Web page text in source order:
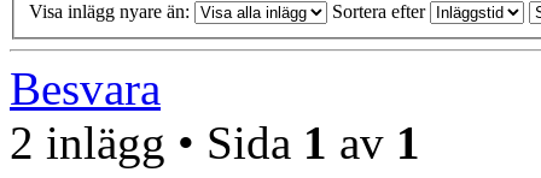
Visa inlägg nyare än: Sortera efter
Besvara
2 inlägg • Sida 1 av 1